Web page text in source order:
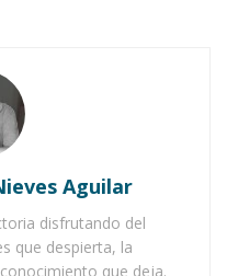
con rosca y
padres de familia,
municipales de la
Aguilar
disfrutando del
que despierta, la
que deja.